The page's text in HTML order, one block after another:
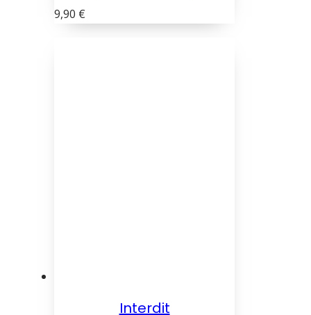
9,90 €
Interdit